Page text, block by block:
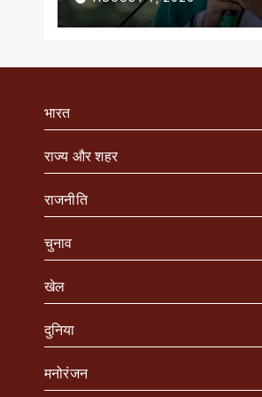
भारत
राज्य और शहर
राजनीति
चुनाव
खेल
दुनिया
मनोरंजन